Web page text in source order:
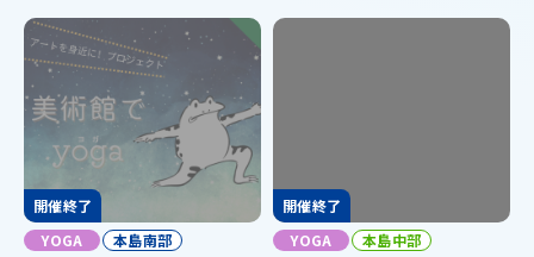
開催終了
YOGA
本島南部
開催終了
YOGA
本島中部